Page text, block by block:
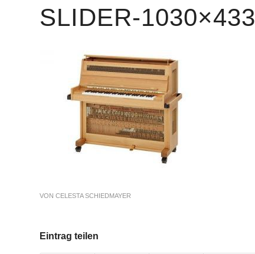
SLIDER-1030×433
VON CELESTA SCHIEDMAYER
Eintrag teilen